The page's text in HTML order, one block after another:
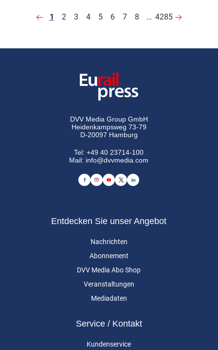
1 2 3 4 5 6 7 8 … 4285
DVV Media Group GmbH
Heidenkampsweg 73-79
D-20097 Hamburg
Tel:+49 40 23714-100
Mail: info@dvvmedia.com
Entdecken Sie unser Angebot
Nachrichten
Abonnement
DVV Media Abo Shop
Veranstaltungen
Mediadaten
Service / Kontakt
Kundenservice